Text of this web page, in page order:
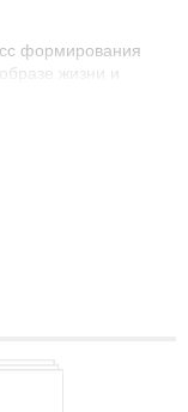
формирования
жизни и
формирования
жизни и